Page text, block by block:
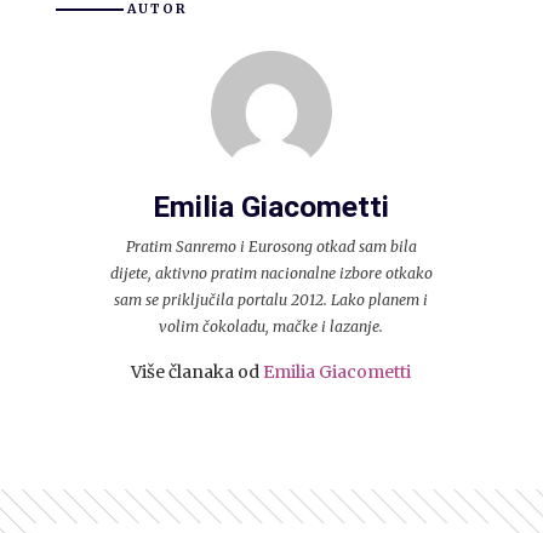
AUTOR
Emilia Giacometti
Pratim Sanremo i Eurosong otkad sam bila
dijete, aktivno pratim nacionalne izbore otkako
sam se priključila portalu 2012. Lako planem i
volim čokoladu, mačke i lazanje.
Više članaka od Emilia Giacometti